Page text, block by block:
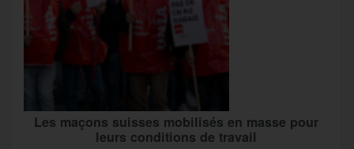
Les maçons suisses mobilisés en masse pour
leurs conditions de travail